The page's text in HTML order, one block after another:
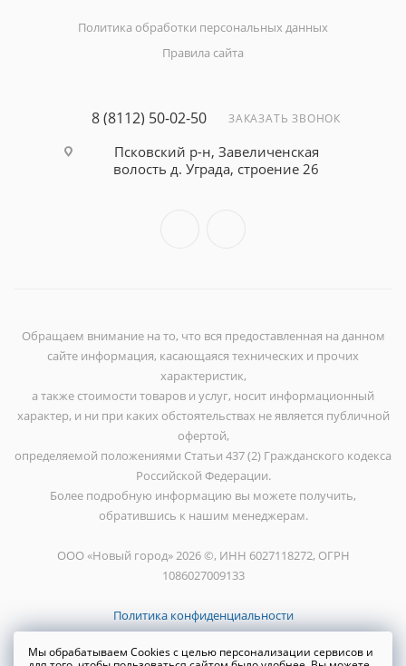
Политика обработки персональных данных
Правила сайта
8 (8112) 50-02-50 ЗАКАЗАТЬ ЗВОНОК
Псковский р-н, Завеличенская
волость д. Уграда, строение 26
Обращаем внимание на то, что вся предоставленная на данном
сайте информация, касающаяся технических и прочих
характеристик,
а также стоимости товаров и услуг, носит информационный
характер, и ни при каких обстоятельствах не является публичной
офертой,
определяемой положениями Статьи 437 (2) Гражданского кодекса
Российской Федерации.
Более подробную информацию вы можете получить,
обратившись к нашим менеджерам.
ООО «Новый город» 2026 ©, ИНН 6027118272, ОГРН
1086027009133
Политика конфиденциальности
Мы обрабатываем Cookies с целью персонализации сервисов и